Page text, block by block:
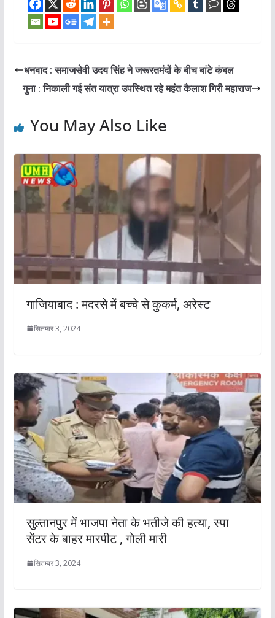
धनबाद : समाजसेवी उदय सिंह ने जरूरतमंदों के बीच बांटे कंबल
गुना : निकाली गई संत यात्रा उपस्थित रहे महंत कैलाश गिरी महाराज
You May Also Like
गाजियाबाद : मदरसे में बच्चे से कुकर्म, अरेस्ट
सितम्बर 3, 2024
सुल्तानपुर में भाजपा नेता के भतीजे की हत्या, स्पा
सेंटर के बाहर मारपीट , गोली मारी
सितम्बर 3, 2024